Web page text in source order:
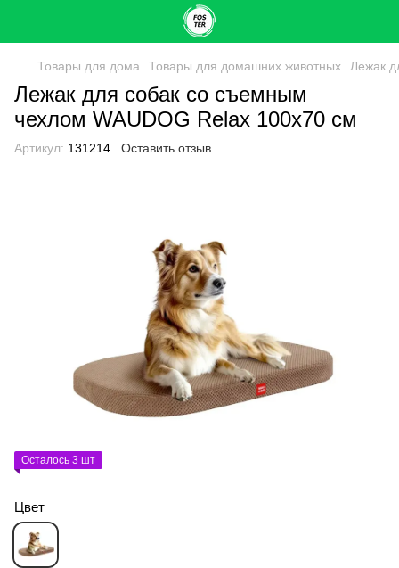
Товары для дома Товары для домашних животных Лежак
Лежак для собак со съемным
чехлом WAUDOG Relax 100х70 см
Артикул: 131214 Оставить отзыв
Осталось 3 шт
Цвет